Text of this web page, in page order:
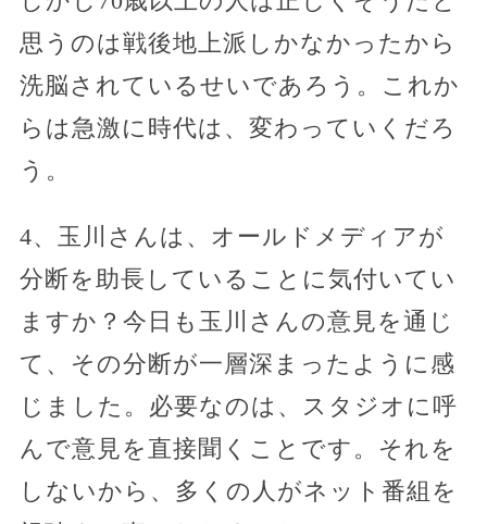
思うのは戦後地上派しかなかったから
洗脳されているせいであろう。これか
らは急激に時代は、変わっていくだろ
う。
4、玉川さんは、オールドメディアが
分断を助長していることに気付いてい
ますか？今日も玉川さんの意見を通じ
て、その分断が一層深まったように感
じました。必要なのは、スタジオに呼
んで意見を直接聞くことです。それを
しないから、多くの人がネット番組を